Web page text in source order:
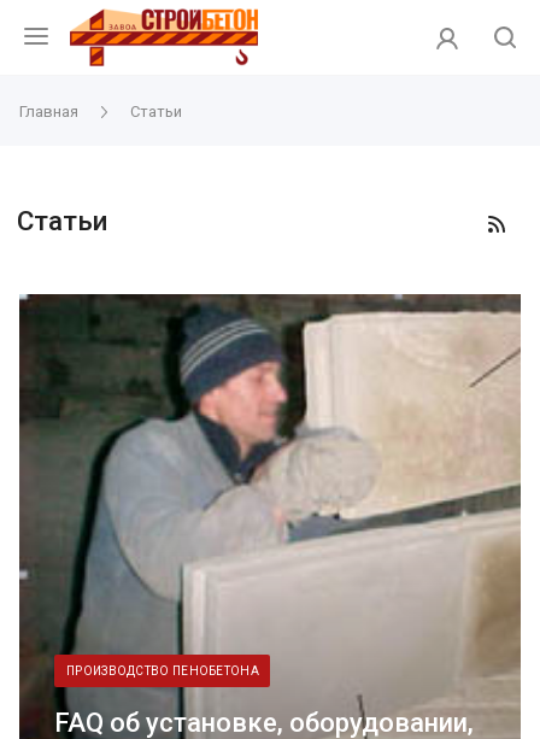
Главная Статьи
Статьи
ПРОИЗВОДСТВО ПЕНОБЕТОНА
FAQ об установке, оборудовании,